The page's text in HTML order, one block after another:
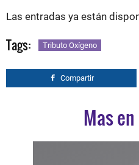
Las entradas ya están
Tags: Tributo Oxígeno
Compartir
Mas